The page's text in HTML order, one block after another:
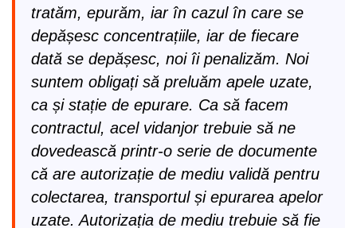
tratăm, epurăm, iar în cazul în care se
depășesc concentrațiile, iar de fiecare
dată se depășesc, noi îi penalizăm. Noi
suntem obligați să preluăm apele uzate,
ca și stație de epurare. Ca să facem
contractul, acel vidanjor trebuie să ne
dovedească printr-o serie de documente
că are autorizație de mediu validă pentru
colectarea, transportul și epurarea apelor
uzate. Autorizația de mediu trebuie să fie